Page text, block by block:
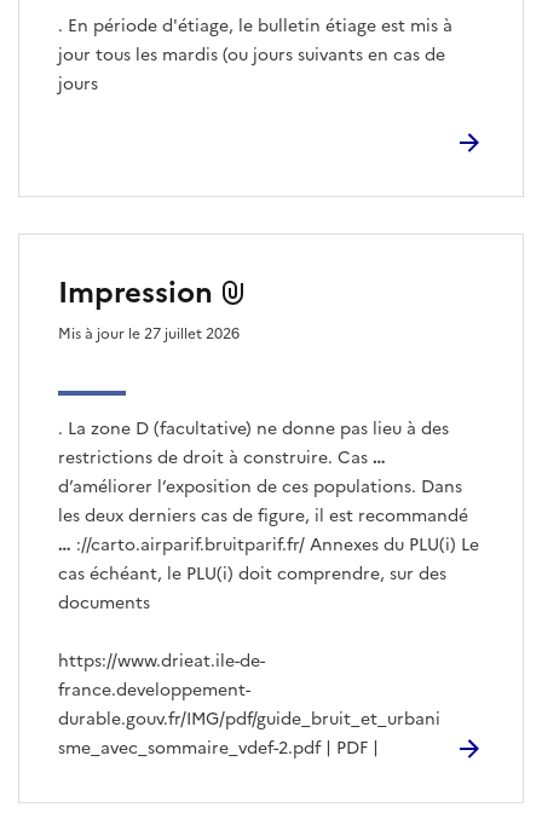
. En période d'étiage, le bulletin étiage est mis à
jour tous les mardis (ou jours suivants en cas de
jours
Impression
. La zone D (facultative) ne donne pas lieu à des
restrictions de droit à construire. Cas…
d’améliorer l’exposition de ces populations. Dans
les deux derniers cas de figure, il est recommandé
… ://carto.airparif.bruitparif.fr/ Annexes du PLU(i) Le
cas échéant, le PLU(i) doit comprendre, sur des
documents
Mis à jour le 27 juillet 2026
https://www.drieat.ile-de-
france.developpement-
durable.gouv.fr/IMG/pdf/guide_bruit_et_urbani
sme_avec_sommaire_vdef-2.pdf | PDF |